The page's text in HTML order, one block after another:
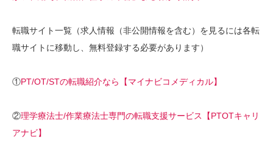
転職サイト一覧（求人情報（非公開情報を含む）を見るには各転
職サイトに移動し、無料登録する必要があります）
①PT/OT/STの転職紹介なら【マイナビコメディカル】
②理学療法士/作業療法士専門の転職支援サービス【PTOTキャリ
アナビ】